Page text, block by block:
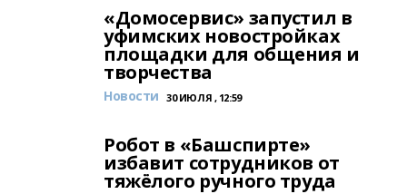
«Домосервис» запустил в
уфимских новостройках
площадки для общения и
творчества
Новости 30 ИЮЛЯ , 12:59
Робот в «Башспирте»
избавит сотрудников от
тяжёлого ручного труда